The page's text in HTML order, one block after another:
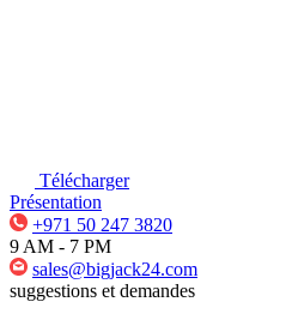
Télécharger
Présentation
+971 50 247 3820
9 AM - 7 PM
sales@bigjack24.com
suggestions et demandes